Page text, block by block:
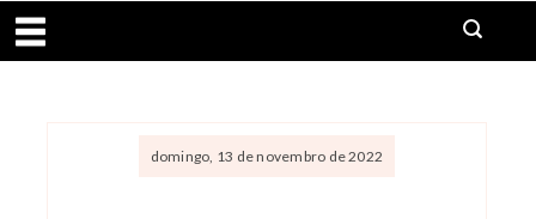
Abrir menu
domingo, 13 de novembro de 2022